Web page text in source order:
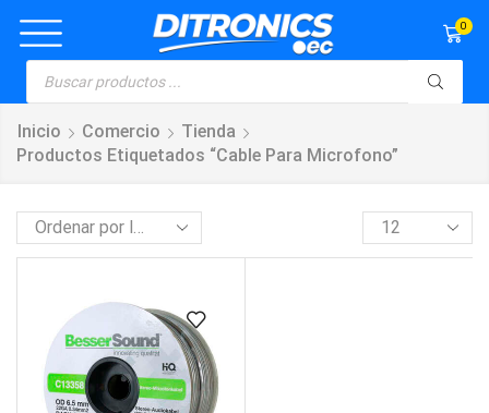
0
Inicio Comercio
Tienda
Productos Etiquetados “cable Para Microfono”